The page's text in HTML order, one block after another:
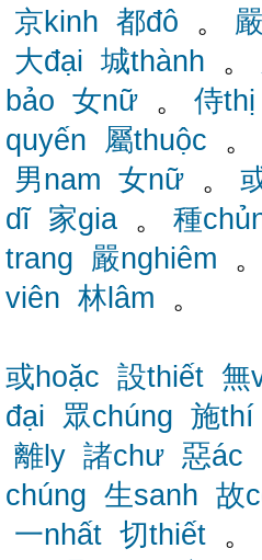
京kinh 都đô 。
大đại 城thành 。
bảo 女nữ 。 侍thị
quyến
屬thuộc 。
男nam 女nữ 。
dĩ 家gia 。 種
trang
嚴nghiêm 。
viên 林lâm 。
或hoặc 設thiết 無
đại 眾chúng 施thí
離ly 諸chư 惡ác
chúng 生sanh 故
一nhất 切thiết 。